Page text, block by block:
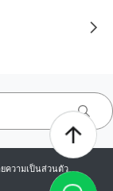
ความเป็นส่วนตัว